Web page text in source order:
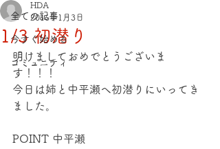
全ての記事
今すぐ始める
コミュニティ
1/3 初潜り
HDA
2016年1月3日
明けましておめでとうございま
す！！！
今日は姉と中平瀬へ初潜りにいってき
ました。
POINT 中平瀬